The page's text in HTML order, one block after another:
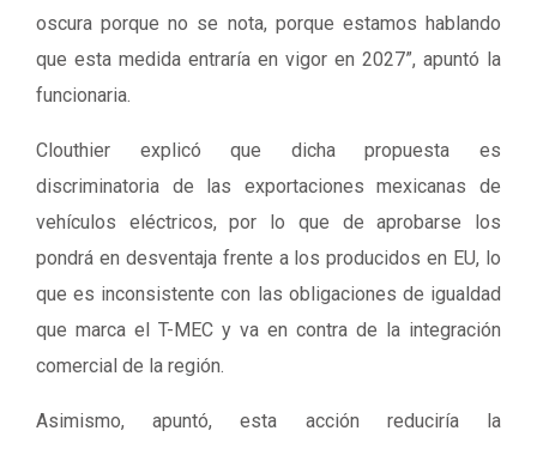
oscura porque no se nota, porque estamos hablando
que esta medida entraría en vigor en 2027”, apuntó la
funcionaria.
Clouthier explicó que dicha propuesta es
discriminatoria de las exportaciones mexicanas de
vehículos eléctricos, por lo que de aprobarse los
pondrá en desventaja frente a los producidos en EU, lo
que es inconsistente con las obligaciones de igualdad
que marca el T-MEC y va en contra de la integración
comercial de la región.
Asimismo, apuntó, esta acción reduciría la